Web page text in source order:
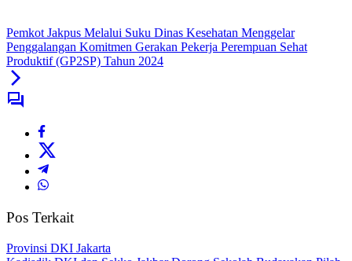
Pemkot Jakpus Melalui Suku Dinas Kesehatan Menggelar
Penggalangan Komitmen Gerakan Pekerja Perempuan Sehat
Produktif (GP2SP) Tahun 2024
Pos Terkait
Provinsi DKI Jakarta